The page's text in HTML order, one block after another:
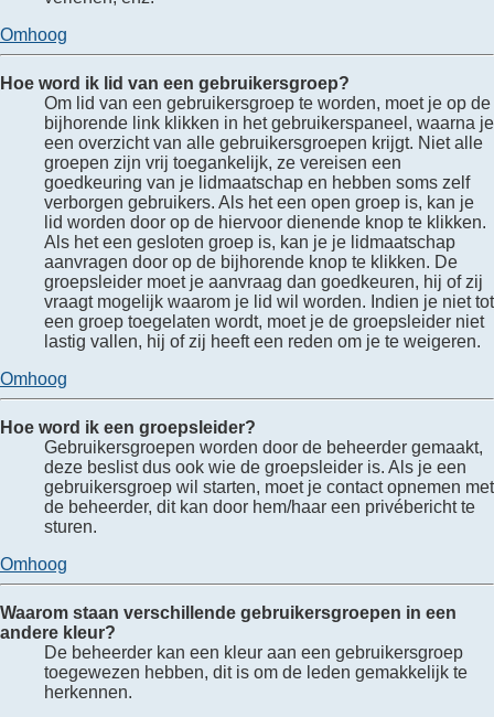
Omhoog
Hoe word ik lid van een gebruikersgroep?
Om lid van een gebruikersgroep te worden, moet je op de
bijhorende link klikken in het gebruikerspaneel, waarna je
een overzicht van alle gebruikersgroepen krijgt. Niet alle
groepen zijn vrij toegankelijk, ze vereisen een
goedkeuring van je lidmaatschap en hebben soms zelf
verborgen gebruikers. Als het een open groep is, kan je
lid worden door op de hiervoor dienende knop te klikken.
Als het een gesloten groep is, kan je je lidmaatschap
aanvragen door op de bijhorende knop te klikken. De
groepsleider moet je aanvraag dan goedkeuren, hij of zij
vraagt mogelijk waarom je lid wil worden. Indien je niet tot
een groep toegelaten wordt, moet je de groepsleider niet
lastig vallen, hij of zij heeft een reden om je te weigeren.
Omhoog
Hoe word ik een groepsleider?
Gebruikersgroepen worden door de beheerder gemaakt,
deze beslist dus ook wie de groepsleider is. Als je een
gebruikersgroep wil starten, moet je contact opnemen met
de beheerder, dit kan door hem/haar een privébericht te
sturen.
Omhoog
Waarom staan verschillende gebruikersgroepen in een
andere kleur?
De beheerder kan een kleur aan een gebruikersgroep
toegewezen hebben, dit is om de leden gemakkelijk te
herkennen.